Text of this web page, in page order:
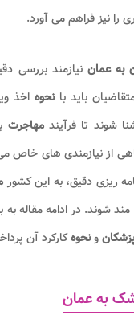
را نیز فراهم می آورد.
به عمان نیازمند بررسی
باید بانحوه اخذ
شوند تا فرآیندمهاجرت
از نیازمندی های خاص
ریزی دقیق، به این کشور
شوند. در ادامه مقاله به
ونحوهکارکرد آن
به عمان